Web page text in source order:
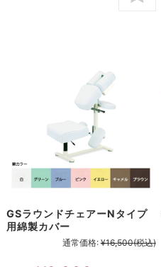
GSラウンドチェアーNタイプ
用綿製カバー
通常価格: ¥16,500(税込)